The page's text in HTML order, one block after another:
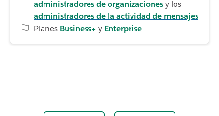
administradores de organizacionesy los
administradores de la actividad de mensajes
Planes Business+ y Enterprise